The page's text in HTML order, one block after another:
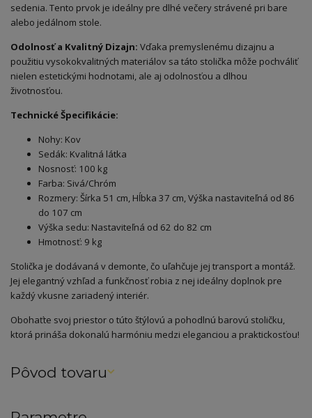
sedenia. Tento prvok je ideálny pre dlhé večery strávené pri bare
alebo jedálnom stole.
Odolnosť a Kvalitný Dizajn: Vďaka premyslenému dizajnu a
použitiu vysokokvalitných materiálov sa táto stolička môže pochváliť
nielen estetickými hodnotami, ale aj odolnosťou a dlhou
životnosťou.
Technické Špecifikácie:
Nohy: Kov
Sedák: Kvalitná látka
Nosnosť: 100 kg
Farba: Sivá/Chróm
Rozmery: Šírka 51 cm, Hĺbka 37 cm, Výška nastaviteľná od 86
do 107 cm
Výška sedu: Nastaviteľná od 62 do 82 cm
Hmotnosť: 9 kg
Stolička je dodávaná v demonte, čo uľahčuje jej transport a montáž.
Jej elegantný vzhľad a funkčnosť robia z nej ideálny doplnok pre
každý vkusne zariadený interiér.
Obohaťte svoj priestor o túto štýlovú a pohodlnú barovú stoličku,
ktorá prináša dokonalú harmóniu medzi eleganciou a praktickosťou!
Pôvod tovaru